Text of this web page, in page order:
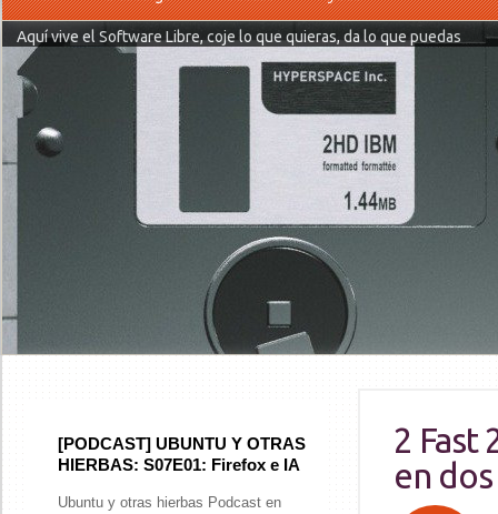
2 Fast
en
[PODCAST] UBUNTU Y OTRAS
HIERBAS: S07E01: Firefox e IA
Ubuntu y otras hierbas Podcast en